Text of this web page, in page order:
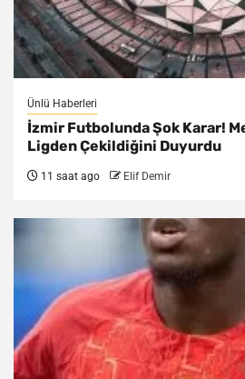
Ünlü Haberleri
İzmir Futbolunda Şok Karar!
Ligden Çekildiğini Duyurdu
11 saat ago Elif Demir